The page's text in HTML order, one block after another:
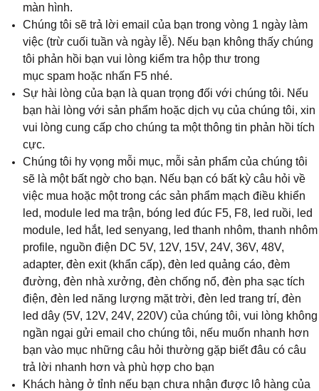
màn hình.
Chúng tôi sẽ trả lời email của bạn trong vòng 1 ngày làm
việc (trừ cuối tuần và ngày lễ). Nếu bạn không thấy chúng
tôi phản hồi bạn vui lòng kiểm tra hộp thư trong
mục spam hoặc nhấn F5 nhé.
Sự hài lòng của bạn là quan trọng đối với chúng tôi. Nếu
bạn hài lòng với sản phẩm hoặc dịch vụ của chúng tôi, xin
vui lòng cung cấp cho chúng ta một thông tin phản hồi tích
cực.
Chúng tôi hy vọng mỗi mục, mỗi sản phẩm của chúng tôi
sẽ là một bất ngờ cho bạn. Nếu bạn có bất kỳ câu hỏi về
việc mua hoặc một trong các sản phẩm mạch điều khiển
led, module led ma trận, bóng led đúc F5, F8, led ruồi, led
module, led hắt, led senyang, led thanh nhôm, thanh nhôm
profile, nguồn điện DC 5V, 12V, 15V, 24V, 36V, 48V,
adapter, đèn exit (khẩn cấp), đèn led quảng cáo, đèm
đường, đèn nhà xưởng, đèn chống nổ, đèn pha sạc tích
điện, đèn led năng lượng mặt trời, đèn led trang trí, đèn
led dây (5V, 12V, 24V, 220V) của chúng tôi, vui lòng không
ngần ngại gửi email cho chúng tôi, nếu muốn nhanh hơn
bạn vào mục những câu hỏi thường gặp biết đâu có câu
trả lời nhanh hơn và phù hợp cho bạn
Khách hàng ở tỉnh nếu bạn chưa nhận được lô hàng của